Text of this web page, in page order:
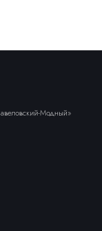
Модный»